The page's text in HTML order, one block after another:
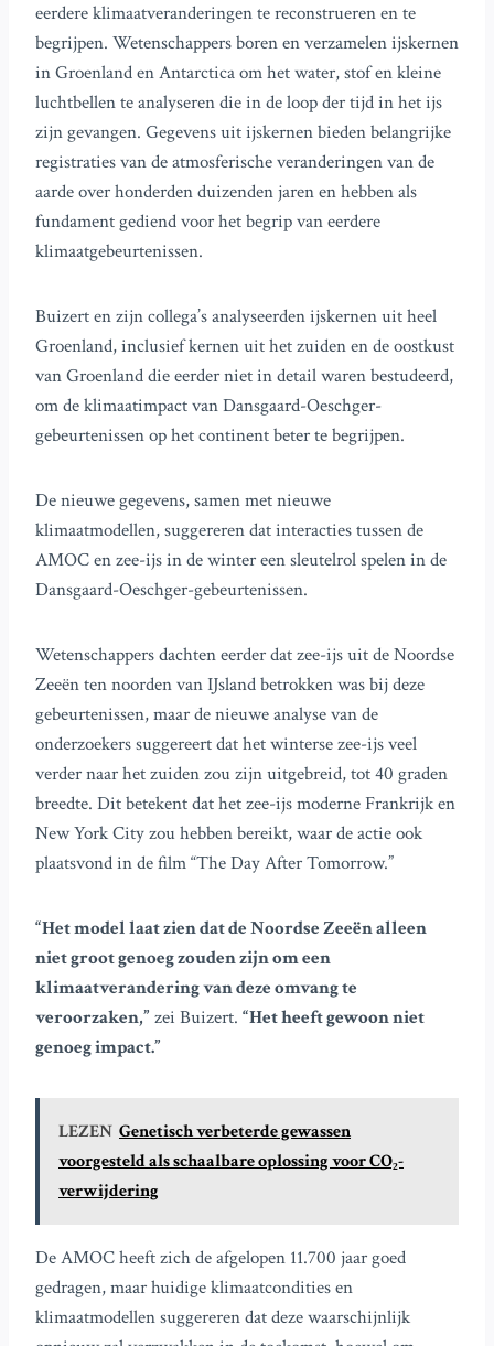
eerdere klimaatveranderingen te reconstrueren en te
begrijpen. Wetenschappers boren en verzamelen ijskernen
in Groenland en Antarctica om het water, stof en kleine
luchtbellen te analyseren die in de loop der tijd in het ijs
zijn gevangen. Gegevens uit ijskernen bieden belangrijke
registraties van de atmosferische veranderingen van de
aarde over honderden duizenden jaren en hebben als
fundament gediend voor het begrip van eerdere
klimaatgebeurtenissen.
Buizert en zijn collega’s analyseerden ijskernen uit heel
Groenland, inclusief kernen uit het zuiden en de oostkust
van Groenland die eerder niet in detail waren bestudeerd,
om de klimaatimpact van Dansgaard-Oeschger-
gebeurtenissen op het continent beter te begrijpen.
De nieuwe gegevens, samen met nieuwe
klimaatmodellen, suggereren dat interacties tussen de
AMOC en zee-ijs in de winter een sleutelrol spelen in de
Dansgaard-Oeschger-gebeurtenissen.
Wetenschappers dachten eerder dat zee-ijs uit de Noordse
Zeeën ten noorden van IJsland betrokken was bij deze
gebeurtenissen, maar de nieuwe analyse van de
onderzoekers suggereert dat het winterse zee-ijs veel
verder naar het zuiden zou zijn uitgebreid, tot 40 graden
breedte. Dit betekent dat het zee-ijs moderne Frankrijk en
New York City zou hebben bereikt, waar de actie ook
plaatsvond in de film “The Day After Tomorrow.”
“Het model laat zien dat de Noordse Zeeën alleen
niet groot genoeg zouden zijn om een
klimaatverandering van deze omvang te
veroorzaken,” zei Buizert. “Het heeft gewoon niet
genoeg impact.”
LEZEN Genetisch verbeterde gewassen
voorgesteld als schaalbare oplossing voor CO₂-
verwijdering
De AMOC heeft zich de afgelopen 11.700 jaar goed
gedragen, maar huidige klimaatcondities en
klimaatmodellen suggereren dat deze waarschijnlijk